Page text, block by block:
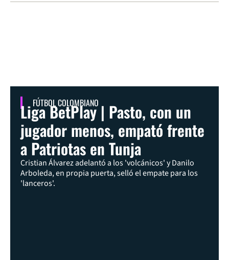
FÚTBOL COLOMBIANO
Liga BetPlay | Pasto, con un
jugador menos, empató frente
a Patriotas en Tunja
Cristian Álvarez adelantó a los 'volcánicos' y Danilo
Arboleda, en propia puerta, selló el empate para los
'lanceros'.